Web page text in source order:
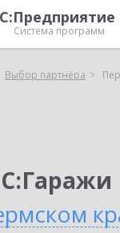
Система программ
Выбор партнёра